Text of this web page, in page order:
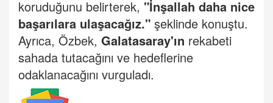
koruduğunu belirterek, "İnşallah daha nice
başarılara ulaşacağız." şeklinde konuştu.
Ayrıca, Özbek, Galatasaray'ın rekabeti
sahada tutacağını ve hedeflerine
odaklanacağını vurguladı.